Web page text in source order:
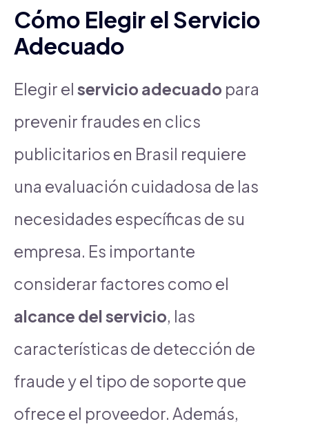
Cómo Elegir el Servicio
Adecuado
Elegir el servicio adecuado para
prevenir fraudes en clics
publicitarios en Brasil requiere
una evaluación cuidadosa de las
necesidades específicas de su
empresa. Es importante
considerar factores como el
alcance del servicio, las
características de detección de
fraude y el tipo de soporte que
ofrece el proveedor. Además,